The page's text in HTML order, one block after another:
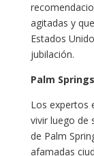
agitadas y
Estados
jubilación.
Palm
Los expertos
vivir luego de
de Palm
afamadas